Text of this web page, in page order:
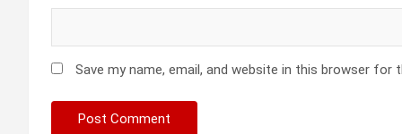
Save my name, email, and website in this browser for